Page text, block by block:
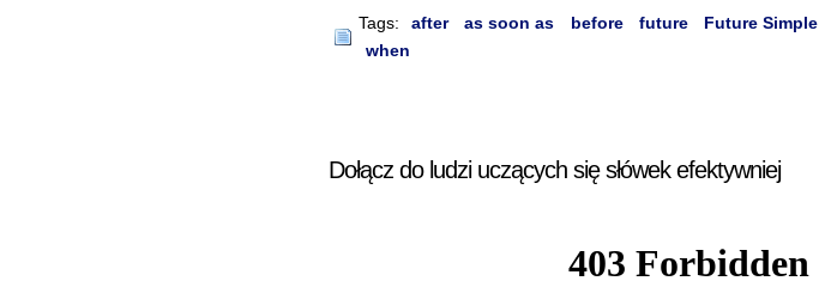
Tags:
after as soon as before future Future Simple
when
Dołącz do ludzi uczących się słówek efektywniej